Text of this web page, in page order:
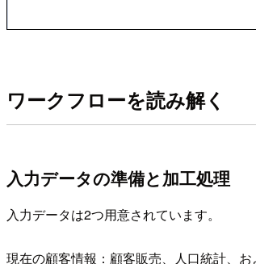
ワークフローを読み解く
入力データの準備と加工処理
入力データは2つ用意されています。
現在の顧客情報：顧客販売、人口統計、